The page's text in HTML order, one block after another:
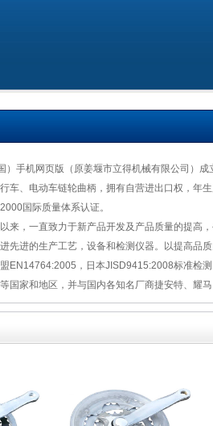
）手机网页版（原姜堰市立得机械有限公司）
车、电动车链轮曲柄，拥有自营进出口权，年
国际质量体系认证。
来，一直致力于新产品开发及产品质量的提高
先进的生产工艺，设备和检测仪器。以提高品质
EN14764:2005，日本JISD9415:2008标准检
国家和地区，并与国内各知名厂商捷安特、耀